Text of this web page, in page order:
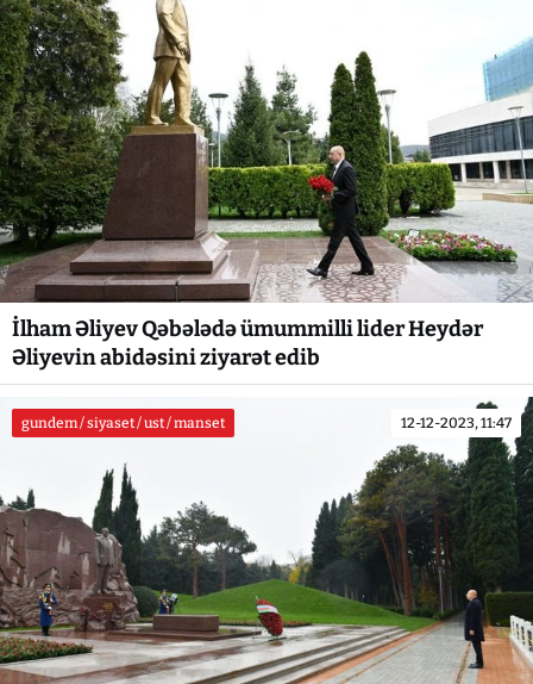
İlham Əliyev Qəbələdə ümummilli lider Heydər
Əliyevin abidəsini ziyarət edib
gundem / siyaset / ust / manset 12-12-2023, 11:47